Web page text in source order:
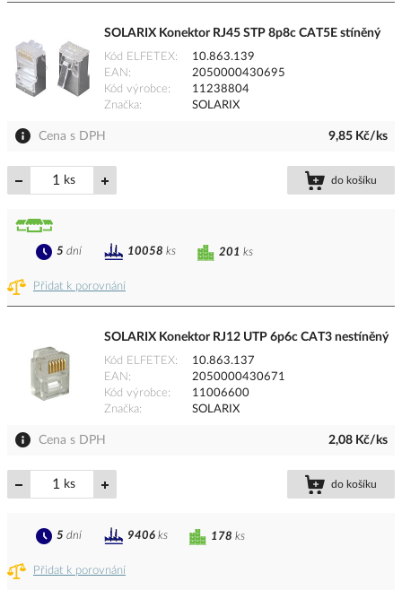
SOLARIX Konektor RJ45 STP 8p8c CAT5E stíněný
Kód ELFETEX
10.863.139
EAN
2050000430695
Kód výrobce
11238804
Značka
SOLARIX
Cena s DPH 9,85 Kč/ks
ks do košíku
Přidat k porovnání
201 ks
5 dní 10058 ks
SOLARIX Konektor RJ12 UTP 6p6c CAT3 nestíněný
Kód ELFETEX
10.863.137
EAN
2050000430671
Kód výrobce
11006600
Značka
SOLARIX
Cena s DPH 2,08 Kč/ks
ks do košíku
Přidat k porovnání
178 ks
5 dní 9406 ks